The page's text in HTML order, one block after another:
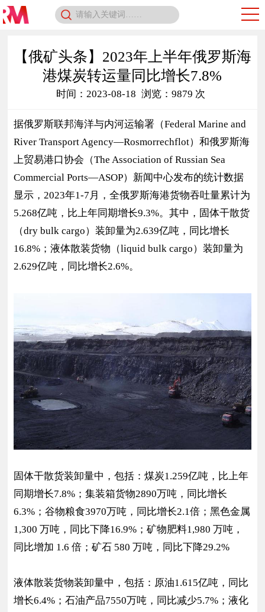
【俄矿头条】2023年上半年俄罗斯海
港煤炭转运量同比增长7.8%
时间：2023-08-18 浏览：9879 次
据俄罗斯联邦海洋与内河运输署（Federal Marine and
River Transport Agency—Rosmorrechflot）和俄罗斯海
上贸易港口协会（The Association of Russian Sea
Commercial Ports—ASOP）新闻中心发布的统计数据
显示，2023年1-7月，全俄罗斯海港货物吞吐量累计为
5.268亿吨，比上年同期增长9.3%。其中，固体干散货
（dry bulk cargo）装卸量为2.639亿吨，同比增长
16.8%；液体散装货物（liquid bulk cargo）装卸量为
2.629亿吨，同比增长2.6%。
固体干散货装卸量中，包括：煤炭1.259亿吨，比上年
同期增长7.8%；集装箱货物2890万吨，同比增长
6.3%；谷物粮食3970万吨，同比增长2.1倍；黑色金属
1,300 万吨，同比下降16.9%；矿物肥料1,980 万吨，
同比增加 1.6 倍；矿石 580 万吨，同比下降29.2%
液体散装货物装卸量中，包括：原油1.615亿吨，同比
增长6.4%；石油产品7550万吨，同比减少5.7%；液化